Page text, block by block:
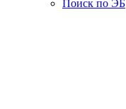
Поиск по ЭБ